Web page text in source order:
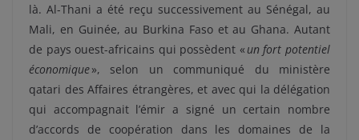
là. Al-Thani a été reçu successivement au Sénégal, au
Mali, en Guinée, au Burkina Faso et au Ghana. Autant
de pays ouest-africains qui possèdent « un fort potentiel
économique», selon un communiqué du ministère
qatari des Affaires étrangères, et avec qui la délégation
qui accompagnait l’émir a signé un certain nombre
d’accords de coopération dans les domaines de la